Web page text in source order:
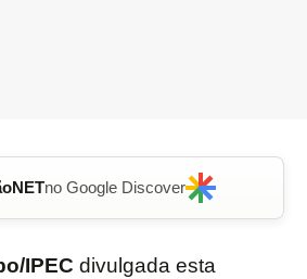
no Google Discover
IPEC divulgada esta